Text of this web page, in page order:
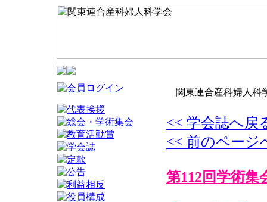
関東連合産科婦人科
<< 学会誌へ戻
<< 前のページ
第112回学術集